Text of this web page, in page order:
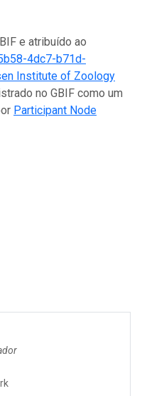
e atribuído ao
4dc7-b71d-
Institute of Zoology
no GBIF como um
Participant Node